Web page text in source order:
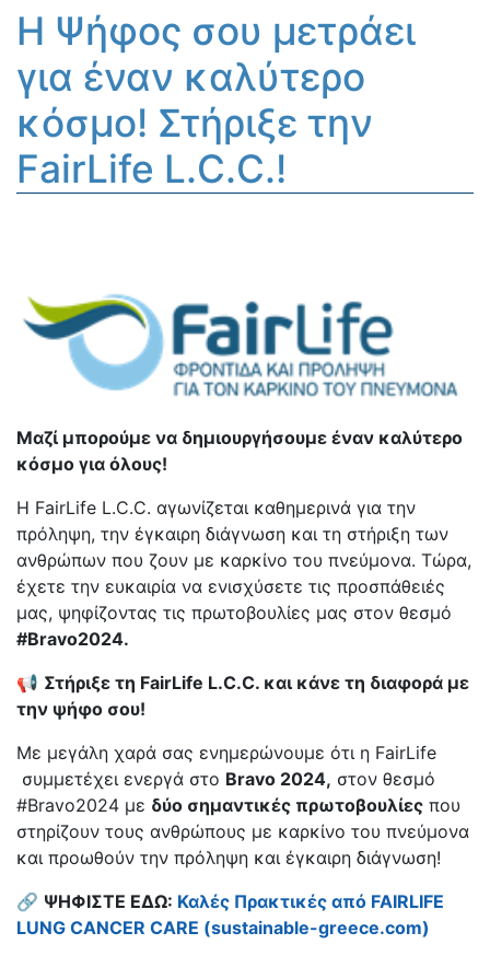
Η Ψήφος σου μετράει
για έναν καλύτερο
κόσμο! Στήριξε την
FairLife L.C.C.!
Mαζί μπορούμε να δημιουργήσουμε έναν καλύτερο
κόσμο για όλους!
Η FairLife L.C.C. αγωνίζεται καθημερινά για την
πρόληψη, την έγκαιρη διάγνωση και τη στήριξη των
ανθρώπων που ζουν με καρκίνο του πνεύμονα. Τώρα,
έχετε την ευκαιρία να ενισχύσετε τις προσπάθειές
μας, ψηφίζοντας τις πρωτοβουλίες μας στον θεσμό
#Bravo2024.
📢 Στήριξε τη FairLife L.C.C. και κάνε τη διαφορά με
την ψήφο σου!
Με μεγάλη χαρά σας ενημερώνουμε ότι η FairLife
συμμετέχει ενεργά στο Bravo 2024, στον θεσμό
#Bravo2024 με δύο σημαντικές πρωτοβουλίες που
στηρίζουν τους ανθρώπους με καρκίνο του πνεύμονα
και προωθούν την πρόληψη και έγκαιρη διάγνωση!
🔗 ΨΗΦΙΣΤΕ ΕΔΩ: Καλές Πρακτικές από FAIRLIFE
LUNG CANCER CARE (sustainable-greece.com)